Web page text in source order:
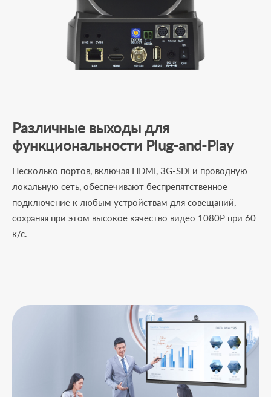
Различные выходы для
функциональности Plug-and-Play
Несколько портов, включая HDMI, 3G-SDI и проводную
локальную сеть, обеспечивают беспрепятственное
подключение к любым устройствам для совещаний,
сохраняя при этом высокое качество видео 1080P при 60
к/с.